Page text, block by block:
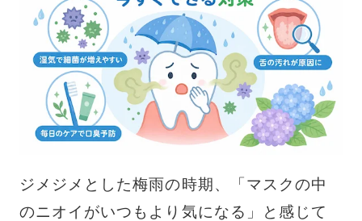
ジメジメとした梅雨の時期、「マスクの中
のニオイがいつもより気になる」と感じて